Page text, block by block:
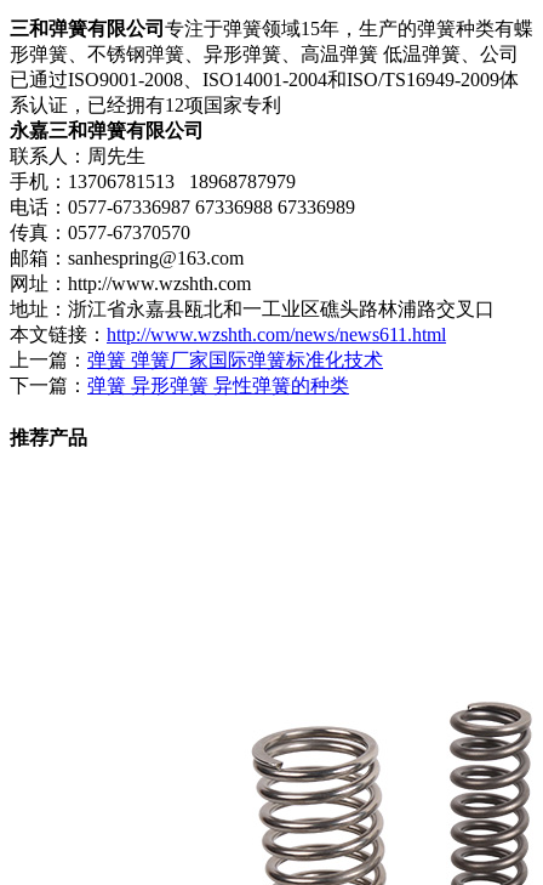
三和弹簧有限公司 专注于弹簧领域15年，生产的弹簧种类有蝶
形弹簧、不锈钢弹簧、异形弹簧、高温弹簧 低温弹簧、公司
已通过ISO9001-2008、ISO14001-2004和ISO/TS16949-2009体
系认证，已经拥有12项国家专利
永嘉三和弹簧有限公司
联系人：周先生
手机：13706781513 18968787979
电话：0577-67336987 67336988 67336989
传真：0577-67370570
邮箱：sanhespring@163.com
网址：http://www.wzshth.com
地址：浙江省永嘉县瓯北和一工业区礁头路林浦路交叉口
本文链接： http://www.wzshth.com/news/news611.html
上一篇： 弹簧 弹簧厂家国际弹簧标准化技术
下一篇： 弹簧 异形弹簧 异性弹簧的种类
推荐产品